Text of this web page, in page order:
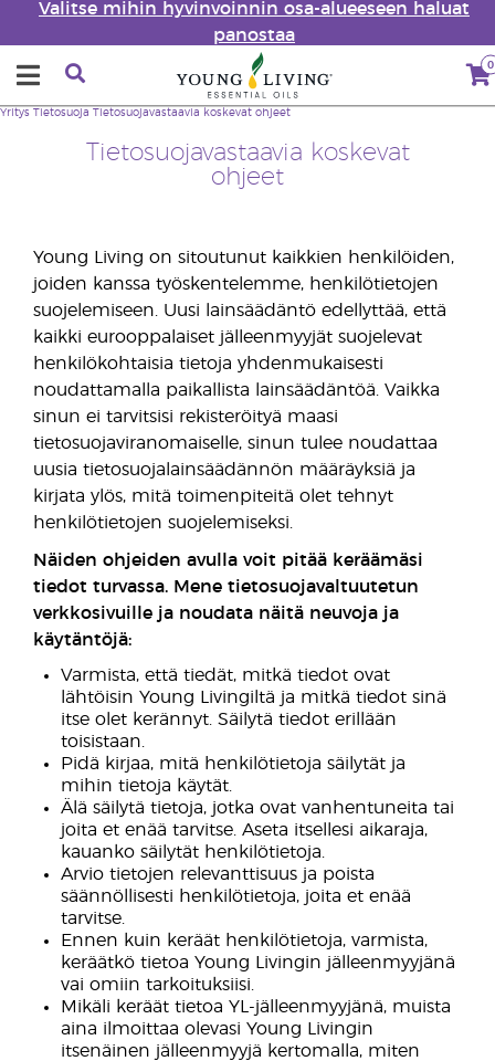
Valitse mihin hyvinvoinnin osa-alueeseen haluat
panostaa
0
Tietosuojavastaavia koskevat
ohjeet
Yritys Tietosuoja Tietosuojavastaavia koskevat ohjeet
Young Living on sitoutunut kaikkien henkilöiden,
joiden kanssa työskentelemme, henkilötietojen
suojelemiseen. Uusi lainsäädäntö edellyttää, että
kaikki eurooppalaiset jälleenmyyjät suojelevat
henkilökohtaisia tietoja yhdenmukaisesti
noudattamalla paikallista lainsäädäntöä. Vaikka
sinun ei tarvitsisi rekisteröityä maasi
tietosuojaviranomaiselle, sinun tulee noudattaa
uusia tietosuojalainsäädännön määräyksiä ja
kirjata ylös, mitä toimenpiteitä olet tehnyt
henkilötietojen suojelemiseksi.
Näiden ohjeiden avulla voit pitää keräämäsi
tiedot turvassa. Mene tietosuojavaltuutetun
verkkosivuille ja noudata näitä neuvoja ja
käytäntöjä:
Varmista, että tiedät, mitkä tiedot ovat
lähtöisin Young Livingiltä ja mitkä tiedot sinä
itse olet kerännyt. Säilytä tiedot erillään
toisistaan.
Pidä kirjaa, mitä henkilötietoja säilytät ja
mihin tietoja käytät.
Älä säilytä tietoja, jotka ovat vanhentuneita tai
joita et enää tarvitse. Aseta itsellesi aikaraja,
kauanko säilytät henkilötietoja.
Arvio tietojen relevanttisuus ja poista
säännöllisesti henkilötietoja, joita et enää
tarvitse.
Ennen kuin keräät henkilötietoja, varmista,
keräätkö tietoa Young Livingin jälleenmyyjänä
vai omiin tarkoituksiisi.
Mikäli keräät tietoa YL-jälleenmyyjänä, muista
aina ilmoittaa olevasi Young Livingin
itsenäinen jälleenmyyjä kertomalla, miten